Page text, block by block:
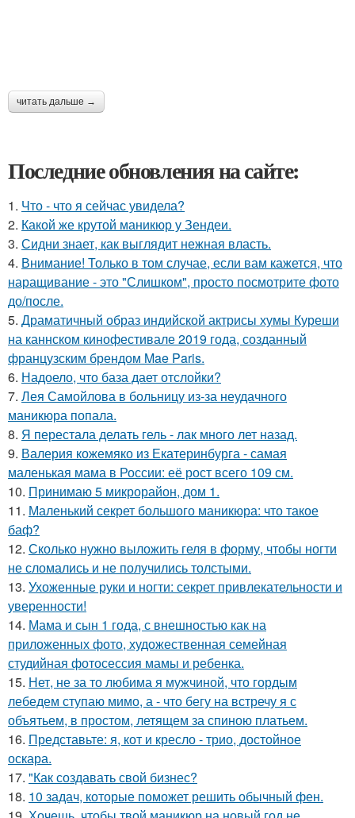
читать дальше →
Последние обновления на сайте:
1. Что - что я сейчас увидела?
2. Какой же крутой маникюр у Зендеи.
3. Сидни знает, как выглядит нежная власть.
4. Внимание! Только в том случае, если вам кажется, что
наращивание - это "Слишком", просто посмотрите фото
до/после.
5. Драматичный образ индийской актрисы хумы Куреши
на каннском кинофестивале 2019 года, созданный
французским брендом Mae Paris.
6. Надоело, что база дает отслойки?
7. Лея Самойлова в больницу из-за неудачного
маникюра попала.
8. Я перестала делать гель - лак много лет назад.
9. Валерия кожемяко из Екатеринбурга - самая
маленькая мама в России: её рост всего 109 см.
10. Принимаю 5 микрорайон, дом 1.
11. Маленький секрет большого маникюра: что такое
баф?
12. Сколько нужно выложить геля в форму, чтобы ногти
не сломались и не получились толстыми.
13. Ухоженные руки и ногти: секрет привлекательности и
уверенности!
14. Мама и сын 1 года, с внешностью как на
приложенных фото, художественная семейная
студийная фотосессия мамы и ребенка.
15. Нет, не за то любима я мужчиной, что гордым
лебедем ступаю мимо, а - что бегу на встречу я с
объятьем, в простом, летящем за спиною платьем.
16. Представьте: я, кот и кресло - трио, достойное
оскара.
17. "Как создавать свой бизнес?
18. 10 задач, которые поможет решить обычный фен.